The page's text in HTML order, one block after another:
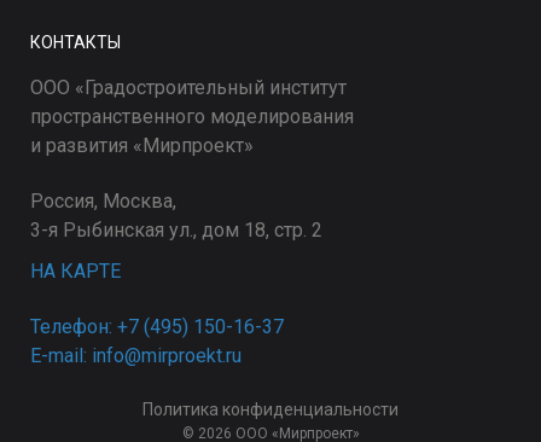
КОНТАКТЫ
ООО «Градостроительный институт
пространственного моделирования
и развития «Мирпроект»
Россия, Москва,
3-я Рыбинская ул., дом 18, стр. 2
НА КАРТЕ
Телефон: +7 (495) 150-16-37
E-mail: info@mirproekt.ru
Политика конфиденциальности
© 2026 ООО «Мирпроект»